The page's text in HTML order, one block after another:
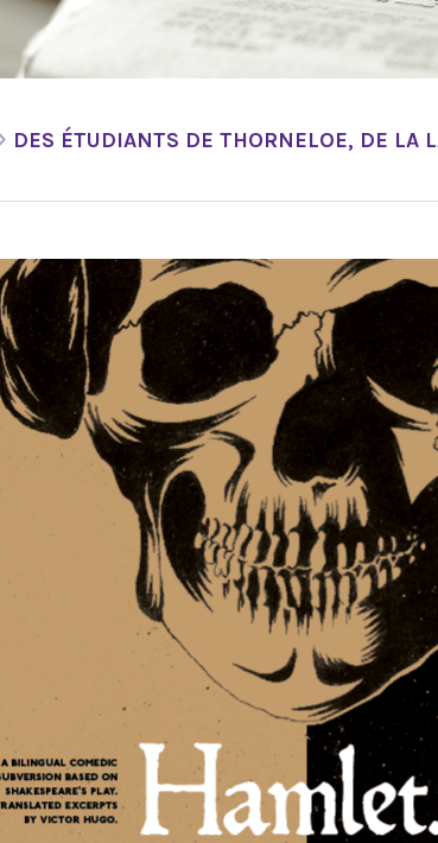
DES ÉTUDIANTS DE THORNELOE, DE LA